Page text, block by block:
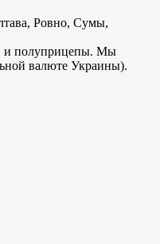
Ровно, Сумы,
и полуприцепы. Мы
валюте Украины).